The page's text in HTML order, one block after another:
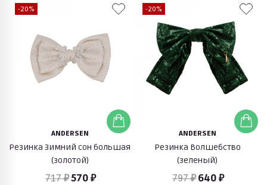
-20%
ANDERSEN
Резинка Зимний сон большая
(золотой)
717 ₽570 ₽
-20%
ANDERSEN
Резинка Волшебство
(зеленый)
797 ₽ 640 ₽